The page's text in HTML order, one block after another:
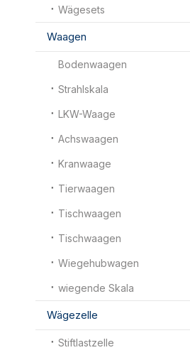
Wägesets
Waagen
Bodenwaagen
Strahlskala
LKW-Waage
Achswaagen
Kranwaage
Tierwaagen
Tischwaagen
Tischwaagen
Wiegehubwagen
wiegende Skala
Wägezelle
Stiftlastzelle